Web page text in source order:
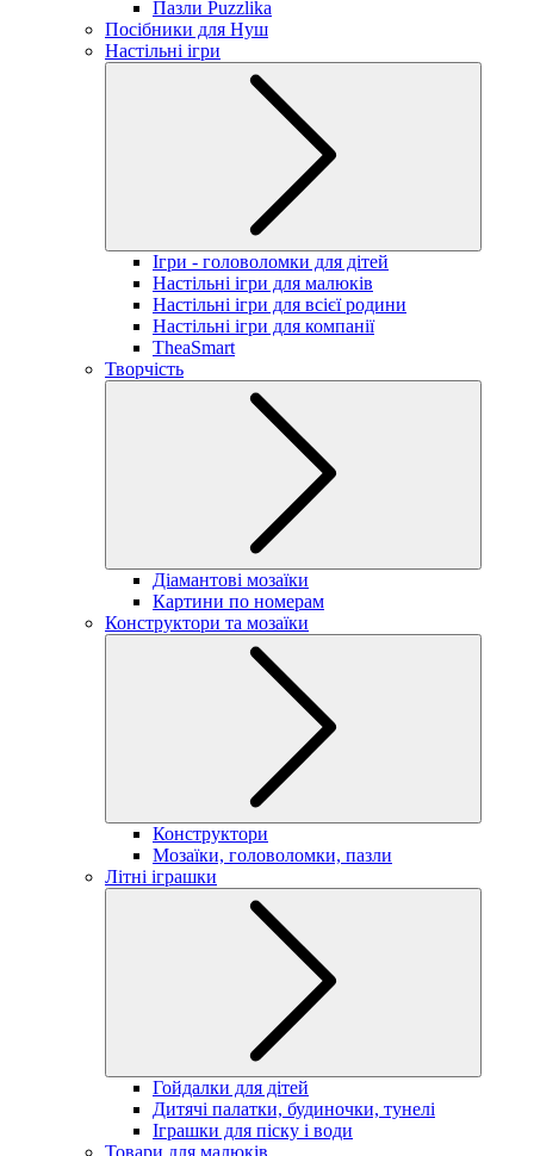
Пазли Puzzlika
Посібники для Нуш
Настільні ігри
Ігри - головоломки для дітей
Настільні ігри для малюків
Настільні ігри для всієї родини
Настільні ігри для компанії
TheaSmart
Творчість
Діамантові мозаїки
Картини по номерам
Конструктори та мозаїки
Конструктори
Мозаїки, головоломки, пазли
Літні іграшки
Гойдалки для дітей
Дитячі палатки, будиночки, тунелі
Іграшки для піску і води
Товари для малюків